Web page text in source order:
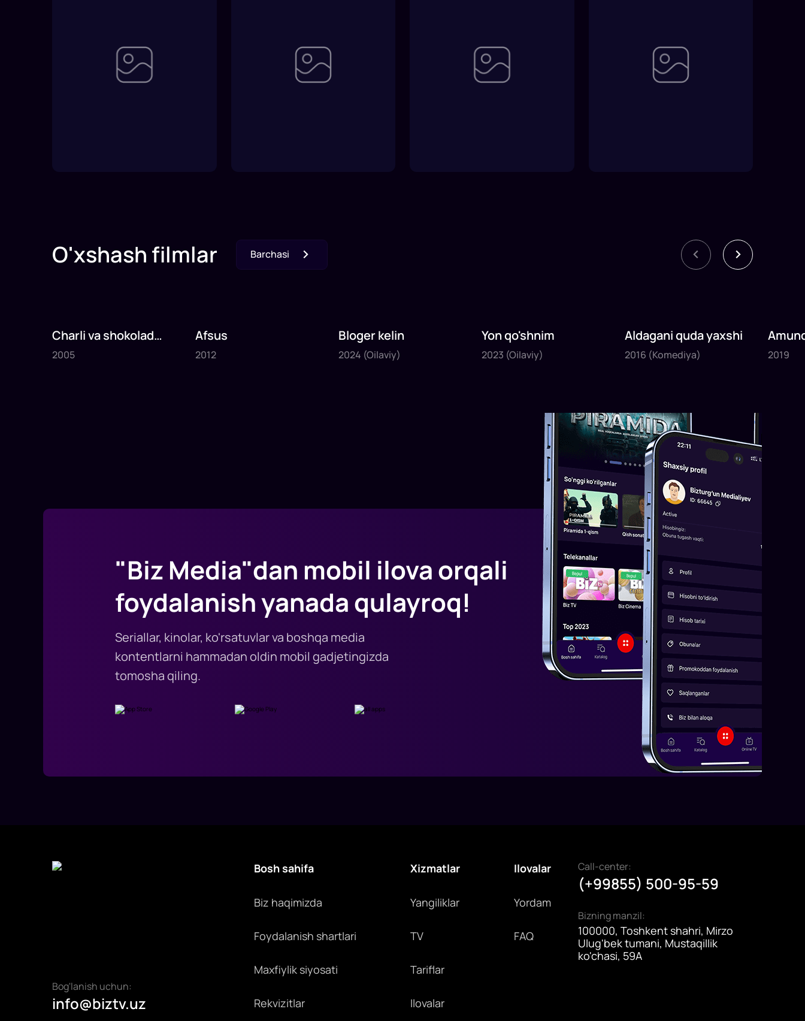
O'xshash filmlar Barchasi
2005
1x75
Charli va shokolad
fabrikasi
2005
2012
1x80
Afsus
2012
2024
1x35daq.
Bloger kelin
2024 (Oilaviy)
2023
1x40daq.
Yon qo'shnim
2023 (Oilaviy)
2016
1x82daq.
Aldagani quda yaxshi
2016 (Komediya)
2019
1x120
2019
"Biz Media"dan mobil ilova orqali
foydalanish yanada qulayroq!
Seriallar, kinolar, ko'rsatuvlar va boshqa media
kontentlarni hammadan oldin mobil gadjetingizda
tomosha qiling.
Bog'lanish uchun:
info@biztv.uz
Bosh sahifa
Biz haqimizda
Foydalanish shartlari
Maxfiylik siyosati
Rekvizitlar
Xizmatlar
Yangiliklar
TV
Tariflar
Ilovalar
Ilovalar
Yordam
FAQ
Call-center:
(+99855) 500-95-59
Bizning manzil:
100000, Toshkent shahri, Mirzo
Ulug'bek tumani, Mustaqillik
ko'chasi, 59A